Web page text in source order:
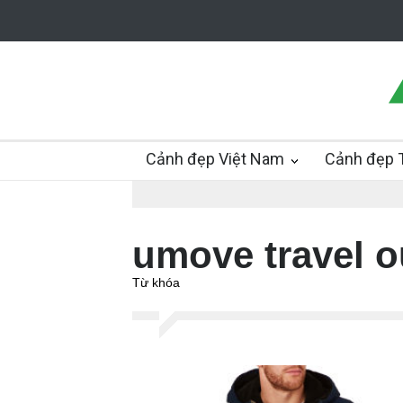
Cảnh đẹp Việt Nam Cảnh đẹp
umove travel
Từ khóa